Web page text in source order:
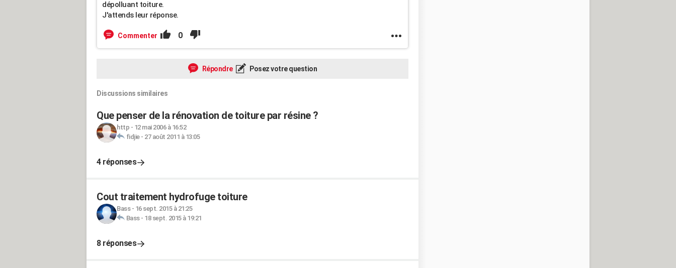
dépolluant toiture.
J'attends leur réponse.
Commenter 0
Répondre Posez votre question
Discussions similaires
Que penser de la rénovation de toiture par résine ?
http - 12 mai 2006 à 16:52
fidjie- 27 août 2011 à 13:05
4 réponses
Cout traitement hydrofuge toiture
Bass- 16 sept. 2015 à 21:25
Bass- 18 sept. 2015 à 19:21
8 réponses